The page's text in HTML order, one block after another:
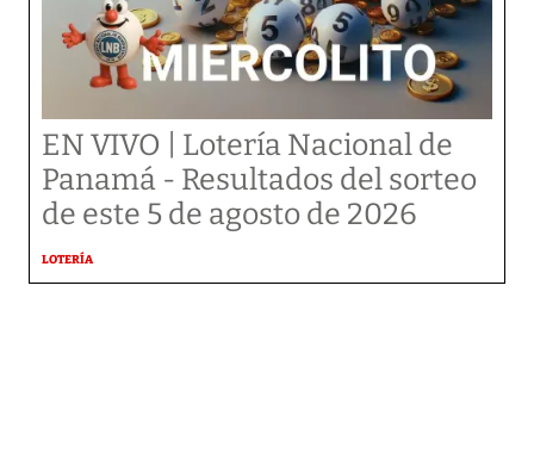
EN VIVO | Lotería Nacional de
Panamá - Resultados del sorteo
de este 5 de agosto de 2026
LOTERÍA